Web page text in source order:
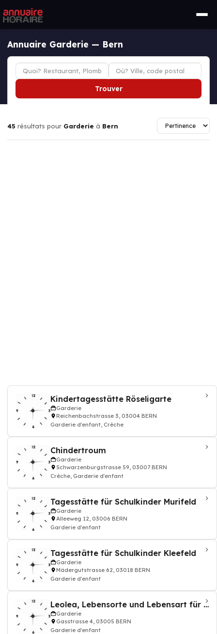
Annuaire Garderie — Bern
Trouver
45 résultats pour Garderie à Bern
Kindertagesstätte Röseligarte
Garderie
Reichenbachstrasse 3, 03004 BERN
Garderie d'enfant, Crèche
Chindertroum
Garderie
Schwarzenburgstrasse 59, 03007 BERN
Crèche, Garderie d'enfant
Tagesstätte für Schulkinder Murifeld
Garderie
Alleeweg 12, 03006 BERN
Garderie d'enfant
Tagesstätte für Schulkinder Kleefeld
Garderie
Mädergutstrasse 62, 03018 BERN
Garderie d'enfant
Leolea, Lebensorte und Lebensart für Kinder
Garderie
Gasstrasse 4, 03005 BERN
Garderie d'enfant